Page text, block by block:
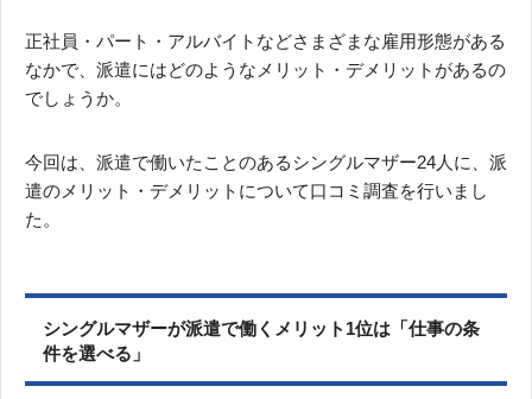
正社員・パート・アルバイトなどさまざまな雇用形態がある
なかで、派遣にはどのようなメリット・デメリットがあるの
でしょうか。
今回は、派遣で働いたことのあるシングルマザー24人に、派
遣のメリット・デメリットについて口コミ調査を行いまし
た。
シングルマザーが派遣で働くメリット1位は「仕事の条
件を選べる」